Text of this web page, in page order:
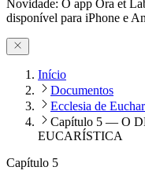
Novidade: O app Ora et
disponível para iPhone e
Início
Documentos
Ecclesia de
Capítulo 5 — O
EUCARÍSTICA
Capítulo 5